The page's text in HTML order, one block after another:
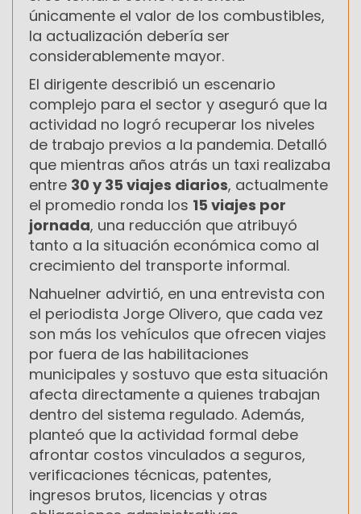
únicamente el valor de los combustibles,
la actualización debería ser
considerablemente mayor.
El dirigente describió un escenario
complejo para el sector y aseguró que la
actividad no logró recuperar los niveles
de trabajo previos a la pandemia. Detalló
que mientras años atrás un taxi realizaba
entre 30 y 35 viajes diarios, actualmente
el promedio ronda los 15 viajes por
jornada, una reducción que atribuyó
tanto a la situación económica como al
crecimiento del transporte informal.
Nahuelner advirtió, en una entrevista con
el periodista Jorge Olivero, que cada vez
son más los vehículos que ofrecen viajes
por fuera de las habilitaciones
municipales y sostuvo que esta situación
afecta directamente a quienes trabajan
dentro del sistema regulado. Además,
planteó que la actividad formal debe
afrontar costos vinculados a seguros,
verificaciones técnicas, patentes,
ingresos brutos, licencias y otras